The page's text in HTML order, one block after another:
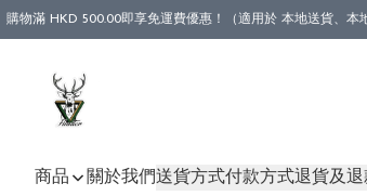
購物滿 HKD 500.00即享免運費優惠！（適用於 本地送貨、本
商品 關於我們送貨方式付款方式退貨及退